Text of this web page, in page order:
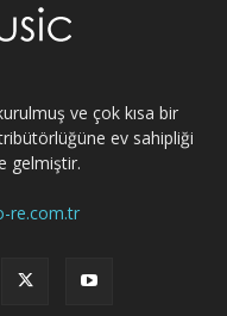
ve çok kısa bir
ev sahipliği
gelmiştir.
re.com.tr